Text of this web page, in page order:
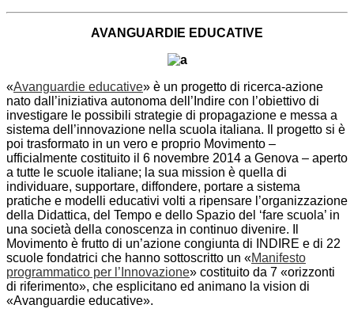
AVANGUARDIE EDUCATIVE
«Avanguardie educative» è un progetto di ricerca-azione
nato dall’iniziativa autonoma dell’Indire con l’obiettivo di
investigare le possibili strategie di propagazione e messa a
sistema dell’innovazione nella scuola italiana. Il progetto si è
poi trasformato in un vero e proprio Movimento –
ufficialmente costituito il 6 novembre 2014 a Genova – aperto
a tutte le scuole italiane; la sua mission è quella di
individuare, supportare, diffondere, portare a sistema
pratiche e modelli educativi volti a ripensare l’organizzazione
della Didattica, del Tempo e dello Spazio del ‘fare scuola’ in
una società della conoscenza in continuo divenire. Il
Movimento è frutto di un’azione congiunta di INDIRE e di 22
scuole fondatrici che hanno sottoscritto un «Manifesto
programmatico per l’Innovazione» costituito da 7 «orizzonti
di riferimento», che esplicitano ed animano la vision di
«Avanguardie educative».